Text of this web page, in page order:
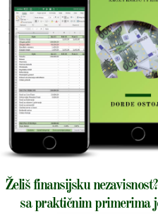
Želiš finansijsku
sa praktičnim primerima